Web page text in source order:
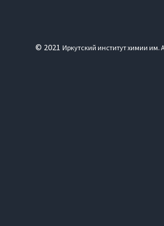
© 2021 Иркутский институт химии им.